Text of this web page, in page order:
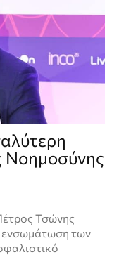
Νοημοσύνης
Τσώνης
ενσωμάτωση των